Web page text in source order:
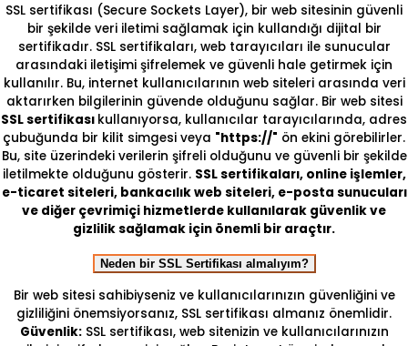
SSL sertifikası (Secure Sockets Layer), bir web sitesinin güvenli
bir şekilde veri iletimi sağlamak için kullandığı dijital bir
sertifikadır. SSL sertifikaları, web tarayıcıları ile sunucular
arasındaki iletişimi şifrelemek ve güvenli hale getirmek için
kullanılır. Bu, internet kullanıcılarının web siteleri arasında veri
aktarırken bilgilerinin güvende olduğunu sağlar. Bir web sitesi
SSL sertifikası kullanıyorsa, kullanıcılar tarayıcılarında, adres
çubuğunda bir kilit simgesi veya "https://" ön ekini görebilirler.
Bu, site üzerindeki verilerin şifreli olduğunu ve güvenli bir şekilde
iletilmekte olduğunu gösterir. SSL sertifikaları, online işlemler,
e-ticaret siteleri, bankacılık web siteleri, e-posta sunucuları
ve diğer çevrimiçi hizmetlerde kullanılarak güvenlik ve
gizlilik sağlamak için önemli bir araçtır.
Neden bir SSL Sertifikası almalıyım?
Bir web sitesi sahibiyseniz ve kullanıcılarınızın güvenliğini ve
gizliliğini önemsiyorsanız, SSL sertifikası almanız önemlidir.
Güvenlik:SSL sertifikası, web sitenizin ve kullanıcılarınızın